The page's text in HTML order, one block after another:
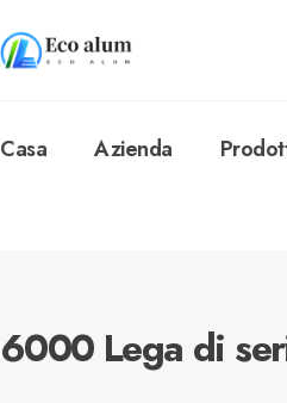
Casa Azienda
6000 Lega di